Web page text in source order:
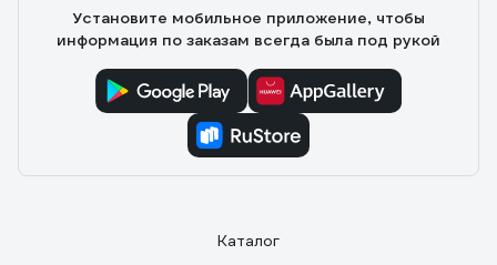
Установите мобильное приложение, чтобы
информация по заказам всегда была под рукой
Каталог